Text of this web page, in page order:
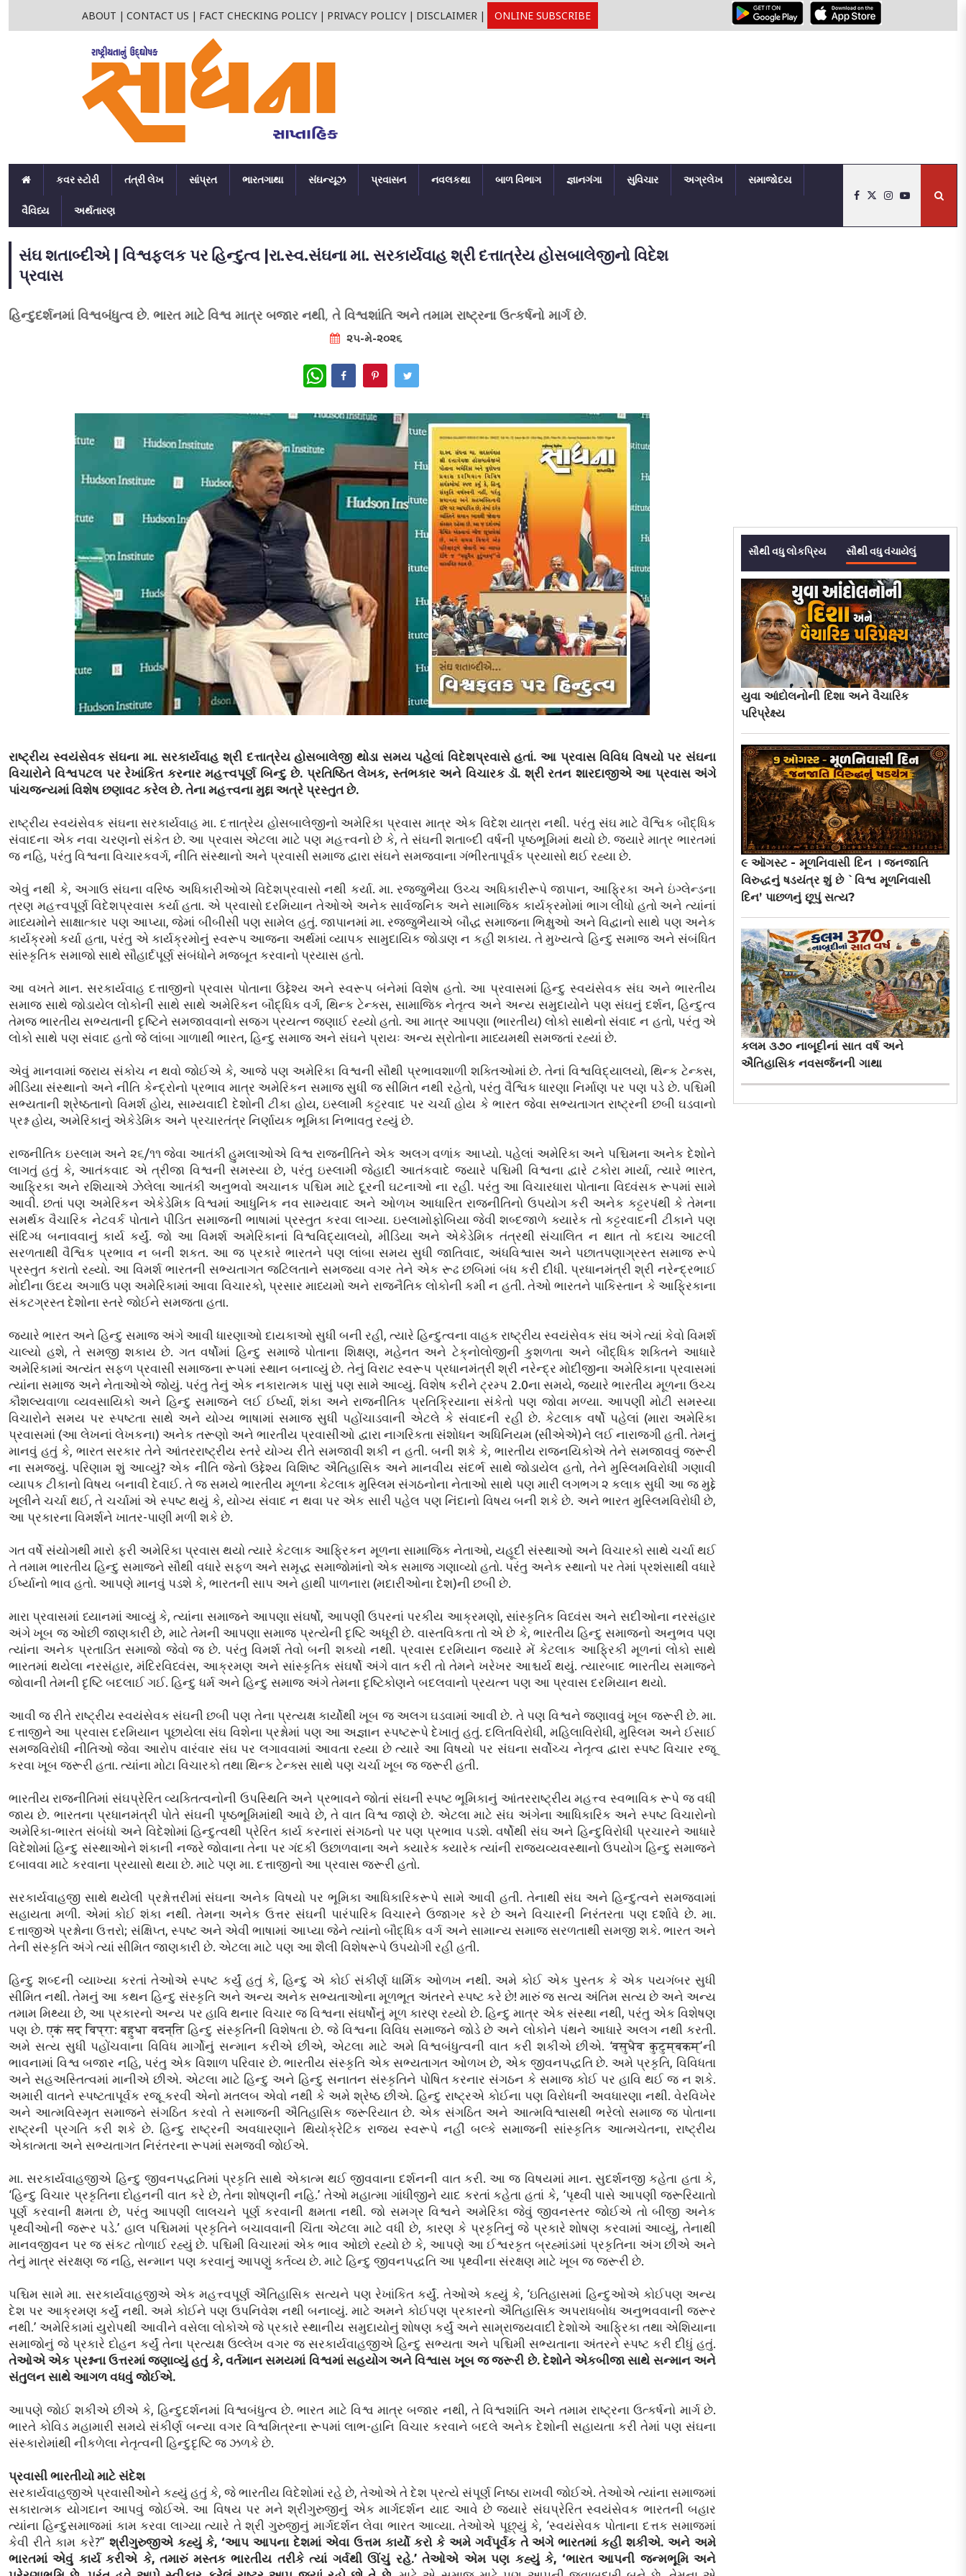
ABOUT | CONTACT US | FACT CHECKING POLICY | PRIVACY POLICY | DISCLAIMER | ONLINE SUBSCRIBE
કવર સ્ટોરી તંત્રી લેખ સાંપ્રત ભારતગાથા સંઘન્યૂઝ પ્રવાસન નવલકથા બાળ વિભાગ જ્ઞાનગંગા સુવિચાર અગ્રલેખ સમાજોદય
વૈવિધ્ય અર્થતારણ
સંઘ શતાબ્દીએ | વિશ્વફલક પર હિન્દુત્વ |રા.સ્વ.સંઘના મા. સરકાર્યવાહ શ્રી દત્તાત્રેય હોસબાલેજીનો વિદેશ
પ્રવાસ
હિન્દુદર્શનમાં વિશ્વબંધુત્વ છે. ભારત માટે વિશ્વ માત્ર બજાર નથી, તે વિશ્વશાંતિ અને તમામ રાષ્ટ્રના ઉત્કર્ષનો માર્ગ છે.
૨૫-મે-૨૦૨૬
WhatsApp
રાષ્ટ્રીય સ્વયંસેવક સંઘના મા. સરકાર્યવાહ શ્રી દત્તાત્રેય હોસબાલેજી થોડા સમય પહેલાં વિદેશપ્રવાસે હતાં. આ પ્રવાસ વિવિધ વિષયો પર સંઘના
વિચારોને વિશ્વપટલ પર રેખાંકિત કરનાર મહત્ત્વપૂર્ણ બિન્દુ છે. પ્રતિષ્ઠિત લેખક, સ્તંભકાર અને વિચારક ડૉ. શ્રી રતન શારદાજીએ આ પ્રવાસ અંગે
પાંચજન્યમાં વિશેષ છણાવટ કરેલ છે. તેના મહત્ત્વના મુદ્દા અત્રે પ્રસ્તુત છે.
રાષ્ટ્રીય સ્વયંસેવક સંઘના સરકાર્યવાહ મા. દત્તાત્રેય હોસબાલેજીનો અમેરિકા પ્રવાસ માત્ર એક વિદેશ યાત્રા નથી. પરંતુ સંઘ માટે વૈશ્વિક બૌદ્ધિક
સંવાદના એક નવા ચરણનો સંકેત છે. આ પ્રવાસ એટલા માટે પણ મહત્ત્વનો છે કે, તે સંઘની શતાબ્દી વર્ષની પૃષ્ઠભૂમિમાં થયો છે. જ્યારે માત્ર ભારતમાં
જ નહિ, પરંતુ વિશ્વના વિચારકવર્ગ, નીતિ સંસ્થાનો અને પ્રવાસી સમાજ દ્વારા સંઘને સમજવાના ગંભીરતાપૂર્વક પ્રયાસો થઈ રહ્યા છે.
એવું નથી કે, અગાઉ સંઘના વરિષ્ઠ અધિકારીઓએ વિદેશપ્રવાસો નથી કર્યા. મા. રજ્જુભૈયા ઉચ્ચ અધિકારીરૂપે જાપાન, આફ્રિકા અને ઇંગ્લેન્ડના
ત્રણ મહત્ત્વપૂર્ણ વિદેશપ્રવાસ કર્યા હતા. એ પ્રવાસો દરમિયાન તેઓએ અનેક સાર્વજનિક અને સામાજિક કાર્યક્રમોમાં ભાગ લીધો હતો અને ત્યાંનાં
માધ્યમોને સાક્ષાત્કાર પણ આપ્યા, જેમાં બીબીસી પણ સામેલ હતું. જાપાનમાં મા. રજ્જુભૈયાએ બૌદ્ધ સમાજના ભિક્ષુઓ અને વિદ્વાનો સાથે પણ અનેક
કાર્યક્રમો કર્યા હતા, પરંતુ એ કાર્યક્રમોનું સ્વરૂપ આજના અર્થમાં વ્યાપક સામુદાયિક જોડાણ ન કહી શકાય. તે મુખ્યત્વે હિન્દુ સમાજ અને સંબંધિત
સાંસ્કૃતિક સમાજો સાથે સૌહાર્દપૂર્ણ સંબંધોને મજબૂત કરવાનો પ્રયાસ હતો.
આ વખતે માન. સરકાર્યવાહ દત્તાજીનો પ્રવાસ પોતાના ઉદ્દેશ્ય અને સ્વરૂપ બંનેમાં વિશેષ હતો. આ પ્રવાસમાં હિન્દુ સ્વયંસેવક સંઘ અને ભારતીય
સમાજ સાથે જોડાયેલ લોકોની સાથે સાથે અમેરિકન બૌદ્ધિક વર્ગ, થિન્ક ટેન્ક્સ, સામાજિક નેતૃત્વ અને અન્ય સમુદાયોને પણ સંઘનું દર્શન, હિન્દુત્વ
તેમજ ભારતીય સભ્યતાની દૃષ્ટિને સમજાવવાનો સજગ પ્રયત્ન જણાઈ રહ્યો હતો. આ માત્ર આપણા (ભારતીય) લોકો સાથેનો સંવાદ ન હતો, પરંતુ એ
લોકો સાથે પણ સંવાદ હતો જે લાંબા ગાળાથી ભારત, હિન્દુ સમાજ અને સંઘને પ્રાયઃ અન્ય સ્રોતોના માધ્યમથી સમજતાં રહ્યાં છે.
એવું માનવામાં જરાય સંકોચ ન થવો જોઈએ કે, આજે પણ અમેરિકા વિશ્વની સૌથી પ્રભાવશાળી શક્તિઓમાં છે. તેનાં વિશ્વવિદ્યાલયો, થિન્ક ટેન્ક્સ,
મીડિયા સંસ્થાનો અને નીતિ કેન્દ્રોનો પ્રભાવ માત્ર અમેરિકન સમાજ સુધી જ સીમિત નથી રહેતો, પરંતુ વૈશ્વિક ધારણા નિર્માણ પર પણ પડે છે. પશ્ચિમી
સભ્યતાની શ્રેષ્ઠતાનો વિમર્શ હોય, સામ્યવાદી દેશોની ટીકા હોય, ઇસ્લામી કટ્ટરવાદ પર ચર્ચા હોય કે ભારત જેવા સભ્યતાગત રાષ્ટ્રની છબી ઘડવાનો
પ્રશ્ન હોય, અમેરિકાનું એકેડેમિક અને પ્રચારતંત્ર નિર્ણાયક ભૂમિકા નિભાવતુ રહ્યું છે.
રાજનીતિક ઇસ્લામ અને ૨૬/૧૧ જેવા આતંકી હુમલાઓએ વિશ્વ રાજનીતિને એક અલગ વળાંક આપ્યો. પહેલાં અમેરિકા અને પશ્ચિમના અનેક દેશોને
લાગતું હતું કે, આતંકવાદ એ ત્રીજા વિશ્વની સમસ્યા છે, પરંતુ ઇસ્લામી જેહાદી આતંકવાદે જ્યારે પશ્ચિમી વિશ્વના દ્વારે ટકોરા માર્યા, ત્યારે ભારત,
આફ્રિકા અને રશિયાએ ઝેલેલા આતંકી અનુભવો અચાનક પશ્ચિમ માટે દૂરની ઘટનાઓ ના રહી. પરંતુ આ વિચારધારા પોતાના વિધ્વંસક રૂપમાં સામે
આવી. છતાં પણ અમેરિકન એકેડેમિક વિશ્વમાં આધુનિક નવ સામ્યવાદ અને ઓળખ આધારિત રાજનીતિનો ઉપયોગ કરી અનેક કટ્ટરપંથી કે તેમના
સમર્થક વૈચારિક નેટવર્ક પોતાને પીડિત સમાજની ભાષામાં પ્રસ્તુત કરવા લાગ્યા. ઇસ્લામોફોબિયા જેવી શબ્દજાળે ક્યારેક તો કટ્ટરવાદની ટીકાને પણ
સંદિગ્ધ બનાવવાનું કાર્ય કર્યું. જો આ વિમર્શ અમેરિકાનાં વિશ્વવિદ્યાલયો, મીડિયા અને એકેડેમિક તંત્રથી સંચાલિત ન થાત તો કદાચ આટલી
સરળતાથી વૈશ્વિક પ્રભાવ ન બની શકત. આ જ પ્રકારે ભારતને પણ લાંબા સમય સુધી જાતિવાદ, અંધવિશ્વાસ અને પછાતપણાગ્રસ્ત સમાજ રૂપે
પ્રસ્તુત કરાતો રહ્યો. આ વિમર્શ ભારતની સભ્યતાગત જટિલતાને સમજ્યા વગર તેને એક રૂઢ છબિમાં બંધ કરી દીધી. પ્રધાનમંત્રી શ્રી નરેન્દ્રભાઈ
મોદીના ઉદય અગાઉ પણ અમેરિકામાં આવા વિચારકો, પ્રસાર માધ્યમો અને રાજનૈતિક લોકોની કમી ન હતી. તેઓ ભારતને પાકિસ્તાન કે આફ્રિકાના
સંકટગ્રસ્ત દેશોના સ્તરે જોઈને સમજતા હતા.
જ્યારે ભારત અને હિન્દુ સમાજ અંગે આવી ધારણાઓ દાયકાઓ સુધી બની રહી, ત્યારે હિન્દુત્વના વાહક રાષ્ટ્રીય સ્વયંસેવક સંઘ અંગે ત્યાં કેવો વિમર્શ
ચાલ્યો હશે, તે સમજી શકાય છે. ગત વર્ષોમાં હિન્દુ સમાજે પોતાના શિક્ષણ, મહેનત અને ટેક્‌નોલોજીની કુશળતા અને બૌદ્ધિક શક્તિને આધારે
અમેરિકામાં અત્યંત સફળ પ્રવાસી સમાજના રૂપમાં સ્થાન બનાવ્યું છે. તેનું વિરાટ સ્વરૂપ પ્રધાનમંત્રી શ્રી નરેન્દ્ર મોદીજીના અમેરિકાના પ્રવાસમાં
ત્યાંના સમાજ અને નેતાઓએ જોયું. પરંતુ તેનું એક નકારાત્મક પાસું પણ સામે આવ્યું. વિશેષ કરીને ટ્રમ્પ 2.0ના સમયે, જ્યારે ભારતીય મૂળના ઉચ્ચ
કૌશલ્યવાળા વ્યવસાયિકો અને હિન્દુ સમાજને લઈ ઈર્ષ્યા, શંકા અને રાજનીતિક પ્રતિક્રિયાના સંકેતો પણ જોવા મળ્યા. આપણી મોટી સમસ્યા
વિચારોને સમય પર સ્પષ્ટતા સાથે અને યોગ્ય ભાષામાં સમાજ સુધી પહોંચાડવાની એટલે કે સંવાદની રહી છે. કેટલાક વર્ષો પહેલાં (મારા અમેરિકા
પ્રવાસમાં (આ લેખનાં લેખકના) અનેક તરૂણો અને ભારતીય પ્રવાસીઓ દ્વારા નાગરિકતા સંશોધન અધિનિયમ (સીએએ)ને લઈ નારાજગી હતી. તેમનું
માનવું હતું કે, ભારત સરકાર તેને આંતરરાષ્ટ્રીય સ્તરે યોગ્ય રીતે સમજાવી શકી ન હતી. બની શકે કે, ભારતીય રાજનયિકોએ તેને સમજાવવું જરૂરી
ના સમજ્યું. પરિણામ શું આવ્યું? એક નીતિ જેનો ઉદ્દેશ્ય વિશિષ્ટ ઐતિહાસિક અને માનવીય સંદર્ભ સાથે જોડાયેલ હતો, તેને મુસ્લિમવિરોધી ગણાવી
વ્યાપક ટીકાનો વિષય બનાવી દેવાઈ. તે જ સમયે ભારતીય મૂળના કેટલાક મુસ્લિમ સંગઠનોના નેતાઓ સાથે પણ મારી લગભગ ૨ કલાક સુધી આ જ મુદ્દે
ખૂલીને ચર્ચા થઈ, તે ચર્ચામાં એ સ્પષ્ટ થયું કે, યોગ્ય સંવાદ ન થવા પર એક સારી પહેલ પણ નિંદાનો વિષય બની શકે છે. અને ભારત મુસ્લિમવિરોધી છે,
આ પ્રકારના વિમર્શને ખાતર-પાણી મળી શકે છે.
ગત વર્ષે સંયોગથી મારો ફરી અમેરિકા પ્રવાસ થયો ત્યારે કેટલાક આફ્રિકન મૂળના સામાજિક નેતાઓ, યહૂદી સંસ્થાઓ અને વિચારકો સાથે ચર્ચા થઈ
તે તમામ ભારતીય હિન્દુ સમાજને સૌથી વધારે સફળ અને સમૃદ્ધ સમાજોમાંનો એક સમાજ ગણાવ્યો હતો. પરંતુ અનેક સ્થાનો પર તેમાં પ્રશંસાથી વધારે
ઈર્ષ્યાનો ભાવ હતો. આપણે માનવું પડશે કે, ભારતની સાપ અને હાથી પાળનારા (મદારીઓના દેશ)ની છબી છે.
મારા પ્રવાસમાં ધ્યાનમાં આવ્યું કે, ત્યાંના સમાજને આપણા સંઘર્ષો, આપણી ઉપરનાં પરકીય આક્રમણો, સાંસ્કૃતિક વિધ્વંસ અને સદીઓના નરસંહાર
અંગે ખૂબ જ ઓછી જાણકારી છે, માટે તેમની આપણા સમાજ પ્રત્યેની દૃષ્ટિ અધૂરી છે. વાસ્તવિકતા તો એ છે કે, ભારતીય હિન્દુ સમાજનો અનુભવ પણ
ત્યાંના અનેક પ્રતાડિત સમાજો જેવો જ છે. પરંતુ વિમર્શ તેવો બની શક્યો નથી. પ્રવાસ દરમિયાન જ્યારે મેં કેટલાક આફ્રિકી મૂળનાં લોકો સાથે
ભારતમાં થયેલા નરસંહાર, મંદિરવિધ્વંસ, આક્રમણ અને સાંસ્કૃતિક સંઘર્ષો અંગે વાત કરી તો તેમને ખરેખર આશ્ચર્ય થયું. ત્યારબાદ ભારતીય સમાજને
જોવાની તેમની દૃષ્ટિ બદલાઈ ગઈ. હિન્દુ ધર્મ અને હિન્દુ સમાજ અંગે તેમના દૃષ્ટિકોણને બદલવાનો પ્રયત્ન પણ આ પ્રવાસ દરમિયાન થયો.
આવી જ રીતે રાષ્ટ્રીય સ્વયંસેવક સંઘની છબી પણ તેના પ્રત્યક્ષ કાર્યોથી ખૂબ જ અલગ ઘડવામાં આવી છે. તે પણ વિશ્વને જણાવવું ખૂબ જરૂરી છે. મા.
દત્તાજીને આ પ્રવાસ દરમિયાન પૂછાયેલા સંઘ વિશેના પ્રશ્નોમાં પણ આ અજ્ઞાન સ્પષ્ટરૂપે દેખાતું હતું. દલિતવિરોધી, મહિલાવિરોધી, મુસ્લિમ અને ઈસાઈ
સમજવિરોધી નીતિઓ જેવા આરોપ વારંવાર સંઘ પર લગાવવામાં આવતા રહ્યા છે ત્યારે આ વિષયો પર સંઘના સર્વોચ્ચ નેતૃત્વ દ્વારા સ્પષ્ટ વિચાર રજૂ
કરવા ખૂબ જરૂરી હતા. ત્યાંના મોટા વિચારકો તથા થિન્ક ટેન્ક્સ સાથે પણ ચર્ચા ખૂબ જ જરૂરી હતી.
ભારતીય રાજનીતિમાં સંઘપ્રેરિત વ્યક્તિત્વનોની ઉપસ્થિતિ અને પ્રભાવને જોતાં સંઘની સ્પષ્ટ ભૂમિકાનું આંતરરાષ્ટ્રીય મહત્ત્વ સ્વભાવિક રૂપે જ વધી
જાય છે. ભારતના પ્રધાનમંત્રી પોતે સંઘની પૃષ્ઠભૂમિમાંથી આવે છે, તે વાત વિશ્વ જાણે છે. એટલા માટે સંઘ અંગેના આધિકારિક અને સ્પષ્ટ વિચારોનો
અમેરિકા-ભારત સંબંધો અને વિદેશોમાં હિન્દુત્વથી પ્રેરિત કાર્ય કરનારાં સંગઠનો પર પણ પ્રભાવ પડશે. વર્ષોથી સંઘ અને હિન્દુવિરોધી પ્રચારને આધારે
વિદેશોમાં હિન્દુ સંસ્થાઓને શંકાની નજરે જોવાના તેના પર ગંદકી ઉછાળવાના અને ક્યારેક ક્યારેક ત્યાંની રાજ્યવ્યવસ્થાનો ઉપયોગ હિન્દુ સમાજને
દબાવવા માટે કરવાના પ્રયાસો થયા છે. માટે પણ મા. દત્તાજીનો આ પ્રવાસ જરૂરી હતો.
સરકાર્યવાહજી સાથે થયેલી પ્રશ્નોત્તરીમાં સંઘના અનેક વિષયો પર ભૂમિકા આધિકારિકરૂપે સામે આવી હતી. તેનાથી સંઘ અને હિન્દુત્વને સમજવામાં
સહાયતા મળી. એમાં કોઈ શંકા નથી. તેમના અનેક ઉત્તર સંઘની પારંપારિક વિચારને ઉજાગર કરે છે અને વિચારની નિરંતરતા પણ દર્શાવે છે. મા.
દત્તાજીએ પ્રશ્નોના ઉત્તરો; સંક્ષિપ્ત, સ્પષ્ટ અને એવી ભાષામાં આપ્યા જેને ત્યાંનો બૌદ્ધિક વર્ગ અને સામાન્ય સમાજ સરળતાથી સમજી શકે. ભારત અને
તેની સંસ્કૃતિ અંગે ત્યાં સીમિત જાણકારી છે. એટલા માટે પણ આ શૈલી વિશેષરૂપે ઉપયોગી રહી હતી.
હિન્દુ શબ્દની વ્યાખ્યા કરતાં તેઓએ સ્પષ્ટ કર્યું હતું કે, હિન્દુ એ કોઈ સંકીર્ણ ધાર્મિક ઓળખ નથી. અમે કોઈ એક પુસ્તક કે એક પયગંબર સુધી
સીમિત નથી. તેમનું આ કથન હિન્દુ સંસ્કૃતિ અને અન્ય અનેક સભ્યતાઓના મૂળભૂત અંતરને સ્પષ્ટ કરે છે! મારું જ સત્ય અંતિમ સત્ય છે અને અન્ય
તમામ મિથ્યા છે, આ પ્રકારનો અન્ય પર હાવિ થનાર વિચાર જ વિશ્વના સંઘર્ષોનું મૂળ કારણ રહ્યો છે. હિન્દુ માત્ર એક સંસ્થા નથી, પરંતુ એક વિશેષણ
પણ છે. एकं सद्‌ विप्रा: बहुधा वदन्ति હિન્દુ સંસ્કૃતિની વિશેષતા છે. જે વિશ્વના વિવિધ સમાજને જોડે છે અને લોકોને પંથને આધારે અલગ નથી કરતી.
અમે સત્ય સુધી પહોંચવાના વિવિધ માર્ગોનું સન્માન કરીએ છીએ, એટલા માટે અમે વિશ્વબંધુત્વની વાત કરી શકીએ છીએ. ‘वसुधैव कुटुम्बकम्‌’ની
ભાવનામાં વિશ્વ બજાર નહિ, પરંતુ એક વિશાળ પરિવાર છે. ભારતીય સંસ્કૃતિ એક સભ્યતાગત ઓળખ છે, એક જીવનપદ્ધતિ છે. અમે પ્રકૃતિ, વિવિધતા
અને સહઅસ્તિત્વમાં માનીએ છીએ. એટલા માટે હિન્દુ અને હિન્દુ સનાતન સંસ્કૃતિને પોષિત કરનાર સંગઠન કે સમાજ કોઈ પર હાવિ થઈ જ ન શકે.
અમારી વાતને સ્પષ્ટતાપૂર્વક રજૂ કરવી એનો મતલબ એવો નથી કે અમે શ્રેષ્ઠ છીએ. હિન્દુ રાષ્ટ્રએ કોઈના પણ વિરોધની અવધારણા નથી. વેરવિખેર
અને આત્મવિસ્મૃત સમાજને સંગઠિત કરવો તે સમાજની ઐતિહાસિક જરૂરિયાત છે. એક સંગઠિત અને આત્મવિશ્વાસથી ભરેલો સમાજ જ પોતાના
રાષ્ટ્રની પ્રગતિ કરી શકે છે. હિન્દુ રાષ્ટ્રની અવધારણાને થિયોક્રેટિક રાજ્ય સ્વરૂપે નહીં બલ્કે સમાજની સાંસ્કૃતિક આત્મચેતના, રાષ્ટ્રીય
એકાત્મતા અને સભ્યતાગત નિરંતરના રૂપમાં સમજવી જોઈએ.
મા. સરકાર્યવાહજીએ હિન્દુ જીવનપદ્ધતિમાં પ્રકૃતિ સાથે એકાત્મ થઈ જીવવાના દર્શનની વાત કરી. આ જ વિષયમાં માન. સુદર્શનજી કહેતા હતા કે,
‘હિન્દુ વિચાર પ્રકૃતિના દોહનની વાત કરે છે, તેના શોષણની નહિ.’ તેઓ મહાત્મા ગાંધીજીને યાદ કરતાં કહેતા હતાં કે, ‘પૃથ્વી પાસે આપણી જરૂરિયાતો
પૂર્ણ કરવાની ક્ષમતા છે, પરંતુ આપણી લાલચને પૂર્ણ કરવાની ક્ષમતા નથી. જો સમગ્ર વિશ્વને અમેરિકા જેવું જીવનસ્તર જોઈએ તો બીજી અનેક
પૃથ્વીઓની જરૂર પડે.’ હાલ પશ્ચિમમાં પ્રકૃતિને બચાવવાની ચિંતા એટલા માટે વધી છે, કારણ કે પ્રકૃતિનું જે પ્રકારે શોષણ કરવામાં આવ્યું, તેનાથી
માનવજીવન પર જ સંકટ તોળાઈ રહ્યું છે. પશ્ચિમી વિચારમાં એક ભાવ ઓછો રહ્યો છે કે, આપણે આ ઈશ્વરકૃત બ્રહ્માંડમાં પ્રકૃતિના અંગ છીએ અને
તેનું માત્ર સંરક્ષણ જ નહિ, સન્માન પણ કરવાનું આપણું કર્તવ્ય છે. માટે હિન્દુ જીવનપદ્ધતિ આ પૃથ્વીના સંરક્ષણ માટે ખૂબ જ જરૂરી છે.
પશ્ચિમ સામે મા. સરકાર્યવાહજીએ એક મહત્ત્વપૂર્ણ ઐતિહાસિક સત્યને પણ રેખાંકિત કર્યું. તેઓએ કહ્યું કે, ‘ઇતિહાસમાં હિન્દુઓએ કોઈપણ અન્ય
દેશ પર આક્રમણ કર્યું નથી. અમે કોઈને પણ ઉપનિવેશ નથી બનાવ્યું. માટે અમને કોઈપણ પ્રકારનો ઐતિહાસિક અપરાધબોધ અનુભવવાની જરૂર
નથી.’ અમેરિકામાં યુરોપથી આવીને વસેલા લોકોએ જે પ્રકારે સ્થાનીય સમુદાયોનું શોષણ કર્યું અને સામ્રાજ્યવાદી દેશોએ આફ્રિકા તથા એશિયાના
સમાજોનું જે પ્રકારે દોહન કર્યું તેના પ્રત્યક્ષ ઉલ્લેખ વગર જ સરકાર્યવાહજીએ હિન્દુ સભ્યતા અને પશ્ચિમી સભ્યતાના અંતરને સ્પષ્ટ કરી દીધું હતું.
તેઓએ એક પ્રશ્નના ઉત્તરમાં જણાવ્યું હતું કે, વર્તમાન સમયમાં વિશ્વમાં સહયોગ અને વિશ્વાસ ખૂબ જ જરૂરી છે. દેશોને એકબીજા સાથે સન્માન અને
સંતુલન સાથે આગળ વધવું જોઈએ.
આપણે જોઈ શકીએ છીએ કે, હિન્દુદર્શનમાં વિશ્વબંધુત્વ છે. ભારત માટે વિશ્વ માત્ર બજાર નથી, તે વિશ્વશાંતિ અને તમામ રાષ્ટ્રના ઉત્કર્ષનો માર્ગ છે.
ભારતે કોવિડ મહામારી સમયે સંકીર્ણ બન્યા વગર વિશ્વમિત્રના રૂપમાં લાભ-હાનિ વિચાર કરવાને બદલે અનેક દેશોની સહાયતા કરી તેમાં પણ સંઘના
સંસ્કારોમાંથી નીકળેલા નેતૃત્વની હિન્દુદૃષ્ટિ જ ઝળકે છે.
પ્રવાસી ભારતીયો માટે સંદેશ
સરકાર્યવાહજીએ પ્રવાસીઓને કહ્યું હતું કે, જે ભારતીય વિદેશોમાં રહે છે, તેઓએ તે દેશ પ્રત્યે સંપૂર્ણ નિષ્ઠા રાખવી જોઈએ. તેઓએ ત્યાંના સમાજમાં
સકારાત્મક યોગદાન આપવું જોઈએ. આ વિષય પર મને શ્રીગુરુજીનું એક માર્ગદર્શન યાદ આવે છે જ્યારે સંઘપ્રેરિત સ્વયંસેવક ભારતની બહાર
ત્યાંના હિન્દુસમાજમાં કામ કરવા લાગ્યા ત્યારે તે શ્રી ગુરુજીનું માર્ગદર્શન લેવા ભારત આવ્યા. તેઓએ પૂછ્યું કે, ‘સ્વયંસેવક પોતાના દત્તક સમાજમાં
કેવી રીતે કામ કરે?” શ્રીગુરુજીએ કહ્યું કે, ‘આપ આપના દેશમાં એવા ઉત્તમ કાર્યો કરો કે અમે ગર્વપૂર્વક તે અંગે ભારતમાં કહી શકીએ. અને અમે
ભારતમાં એવું કાર્ય કરીએ કે, તમારું મસ્તક ભારતીય તરીકે ત્યાં ગર્વથી ઊંચું રહે.’ તેઓએ એમ પણ કહ્યું કે, ‘ભારત આપની જન્મભૂમિ અને
સૌથી વધુ લોકપ્રિય સૌથી વધુ વંચાયેલું
યુવા આંદોલનોની દિશા અને વૈચારિક
પરિપ્રેક્ષ્ય
૯ ઑગસ્ટ - મૂળનિવાસી દિન । જનજાતિ
વિરુદ્ધનું ષડયંત્ર શું છે `વિશ્વ મૂળનિવાસી
દિન’ પાછળનું છૂપું સત્ય?
કલમ ૩૭૦ નાબૂદીનાં સાત વર્ષ અને
ઐતિહાસિક નવસર્જનની ગાથા